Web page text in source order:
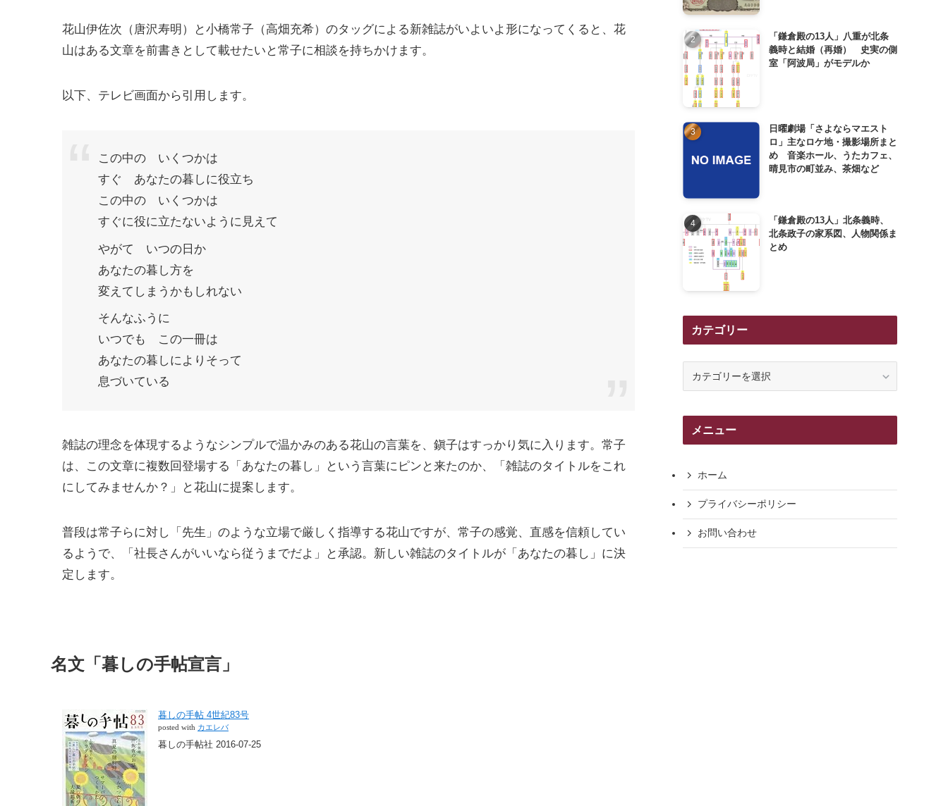
花山伊佐次（唐沢寿明）と小橋常子（高畑充希）のタッグによる新雑誌がいよいよ形になってくると、花
山はある文章を前書きとして載せたいと常子に相談を持ちかけます。
以下、テレビ画面から引用します。
この中の いくつかは
すぐ あなたの暮しに役立ち
この中の いくつかは
すぐに役に立たないように見えて
やがて いつの日か
あなたの暮し方を
変えてしまうかもしれない
そんなふうに
いつでも この一冊は
あなたの暮しによりそって
息づいている
雑誌の理念を体現するようなシンプルで温かみのある花山の言葉を、鎭子はすっかり気に入ります。常子
は、この文章に複数回登場する「あなたの暮し」という言葉にピンと来たのか、「雑誌のタイトルをこれ
にしてみませんか？」と花山に提案します。
普段は常子らに対し「先生」のような立場で厳しく指導する花山ですが、常子の感覚、直感を信頼してい
るようで、「社長さんがいいなら従うまでだよ」と承認。新しい雑誌のタイトルが「あなたの暮し」に決
定します。
名文「暮しの手帖宣言」
暮しの手帖 4世紀83号
posted with カエレバ
暮しの手帖社 2016-07-25
「鎌倉殿の13人」八重が北条
義時と結婚（再婚） 史実の側
室「阿波局」がモデルか
日曜劇場「さよならマエスト
ロ」主なロケ地・撮影場所まと
め 音楽ホール、うたカフェ、
晴見市の町並み、茶畑など
「鎌倉殿の13人」北条義時、
北条政子の家系図、人物関係ま
とめ
カテゴリー
リ
メニュー
ホーム
プライバシーポリシー
お問い合わせ